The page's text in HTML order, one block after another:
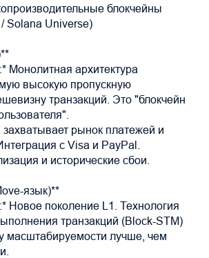
блокчейны
Solana Universe)
Монолитная архитектура
высокую пропускную
транзакций. Это "блокчейн
рынок платежей и
с Visa и PayPal.
и исторические сбои.
язык)**
Новое поколение L1. Технология
транзакций (Block-STM)
масштабируемости лучше, чем